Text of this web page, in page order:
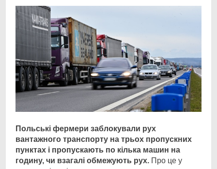
Польські фермери заблокували рух
вантажного транспорту на трьох пропускних
пунктах і пропускають по кілька машин на
годину, чи взагалі обмежують рух. Про це у